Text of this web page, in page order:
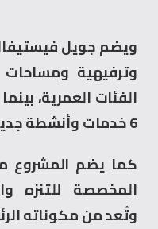
ويضم جويل
وترفيهية ومساحات
المخصصة للتنزه
وتُعد من مكوناته